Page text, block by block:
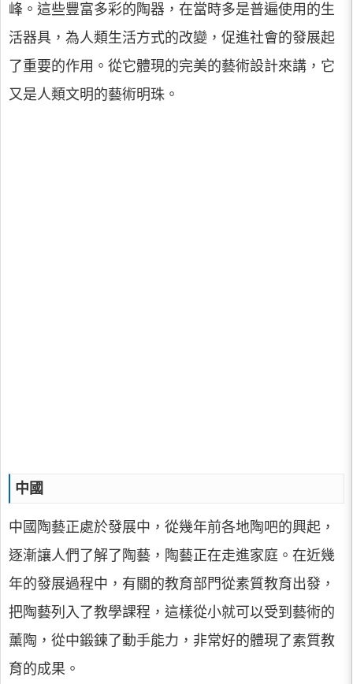
峰。這些豐富多彩的陶器，在當時多是普遍使用的生
活器具，為人類生活方式的改變，促進社會的發展起
了重要的作用。從它體現的完美的藝術設計來講，它
又是人類文明的藝術明珠。
中國
中國陶藝正處於發展中，從幾年前各地陶吧的興起，
逐漸讓人們了解了陶藝，陶藝正在走進家庭。在近幾
年的發展過程中，有關的教育部門從素質教育出發，
把陶藝列入了教學課程，這樣從小就可以受到藝術的
薰陶，從中鍛鍊了動手能力，非常好的體現了素質教
育的成果。